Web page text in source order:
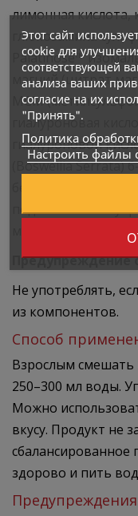
лимонная кислота,
глюкозамина
Palatinose™
магний (цитрат
МСМ
гиалуроновая
гиалуроновой
(Boswellia Serrata)
бета-каротин,
подсластитель
марганец
Предупреждение
Не употреблять,
из компонентов.
Способ
Взрослым смешать
250–300 мл воды.
Можно
вкусу. Продукт не
сбалансированное
здорово и пить
Этот сайт
cookie для
соответствующей
анализа ваших
согласие на их
"Принять".
Политика
Настроить файлы